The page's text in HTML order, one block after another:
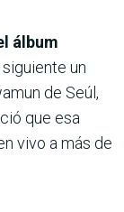
álbum
un
de Seúl,
que esa
vivo a más de